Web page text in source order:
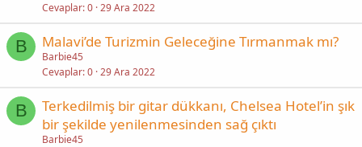
Cevaplar 0 29 Ara 2022
B Malavi’de Turizmin Geleceğine Tırmanmak mı?
Barbie45
Cevaplar 0 29 Ara 2022
B
Terkedilmiş bir gitar dükkanı, Chelsea Hotel’in şık
bir şekilde yenilenmesinden sağ çıktı
Barbie45